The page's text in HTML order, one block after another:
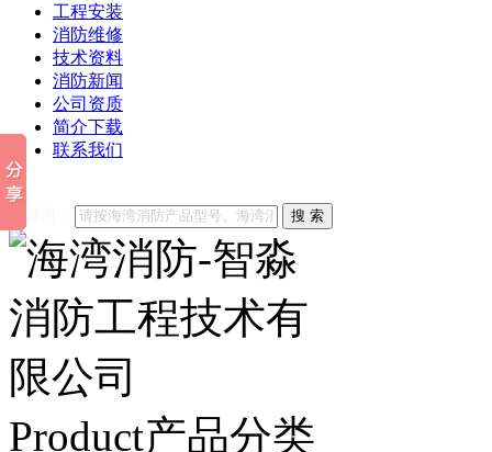
工程安装
消防维修
技术资料
消防新闻
公司资质
简介下载
联系我们
他们都在搜索:
搜 索
Product产品分类